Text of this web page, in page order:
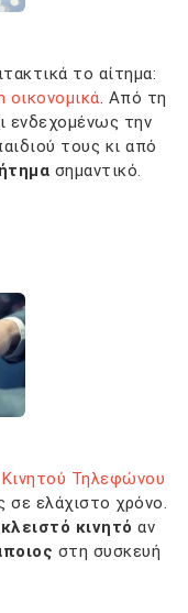
το αίτημα:
. Από τη
ενδεχομένως την
τους κι από
σημαντικό.
Τηλεφώνου
σε ελάχιστο χρόνο.
κλειστό κινητό αν
στη συσκευή